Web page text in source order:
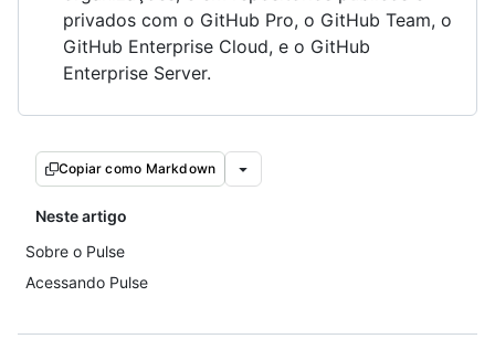
privados com o GitHub Pro, o GitHub Team, o
GitHub Enterprise Cloud, e o GitHub
Enterprise Server.
Copiar como Markdown
Neste artigo
Sobre o Pulse
Acessando Pulse